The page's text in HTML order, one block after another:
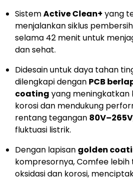
SistemActive Clean+ yang
menjalankan siklus
selama 42 menit untuk
dan sehat.
Didesain untuk daya tahan
dilengkapi dengan PCB
coating yang
korosi dan mendukung
rentang tegangan 80V–265V
fluktuasi listrik.
Dengan lapisan golden
kompresornya, Comfee
oksidasi dan korosi,